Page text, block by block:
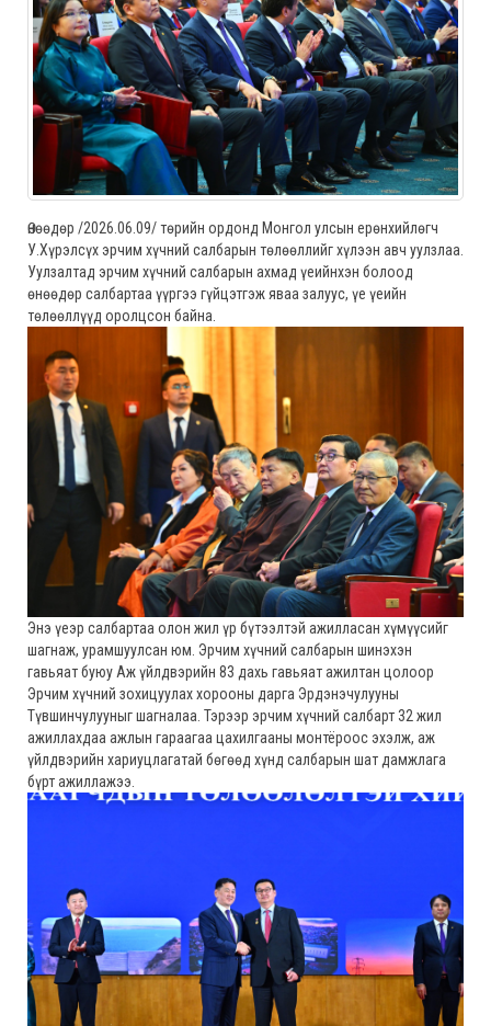
Өнөөдөр /2026.06.09/ төрийн ордонд Монгол улсын ерөнхийлөгч
У.Хүрэлсүх эрчим хүчний салбарын төлөөллийг хүлээн авч уулзлаа.
Уулзалтад эрчим хүчний салбарын ахмад үеийнхэн болоод
өнөөдөр салбартаа үүргээ гүйцэтгэж яваа залуус, үе үеийн
төлөөллүүд оролцсон байна.
Энэ үеэр салбартаа олон жил үр бүтээлтэй ажилласан хүмүүсийг
шагнаж, урамшуулсан юм. Эрчим хүчний салбарын шинэхэн
гавьяат буюу Аж үйлдвэрийн 83 дахь гавьяат ажилтан цолоор
Эрчим хүчний зохицуулах хорооны дарга Эрдэнэчулууны
Түвшинчулууныг шагналаа. Тэрээр эрчим хүчний салбарт 32 жил
ажиллахдаа ажлын гараагаа цахилгааны монтёроос эхэлж, аж
үйлдвэрийн хариуцлагатай бөгөөд хүнд салбарын шат дамжлага
бүрт ажиллажээ.